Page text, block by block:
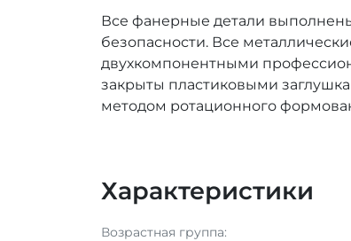
Все фанерные детали
безопасности. Все
двухкомпонентными
закрыты пластиковыми
методом ротационного
Характеристики
Возрастная группа: